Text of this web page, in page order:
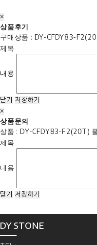
×
상품후기
구매상품 : DY-CFDY83-
제목
내용
닫기
저장하기
×
상품문의
상품 : DY-CFDY83-F2(20T)
제목
내용
닫기 저장하기
DY STONE